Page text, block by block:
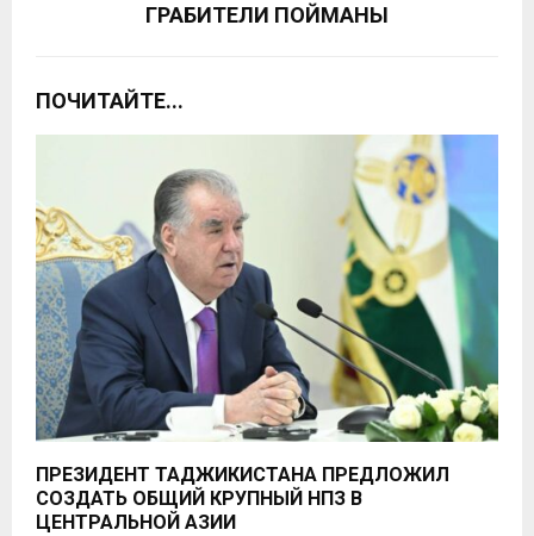
ГРАБИТЕЛИ ПОЙМАНЫ
ПОЧИТАЙТЕ...
ПРЕЗИДЕНТ ТАДЖИКИСТАНА ПРЕДЛОЖИЛ
СОЗДАТЬ ОБЩИЙ КРУПНЫЙ НПЗ В
ЦЕНТРАЛЬНОЙ АЗИИ